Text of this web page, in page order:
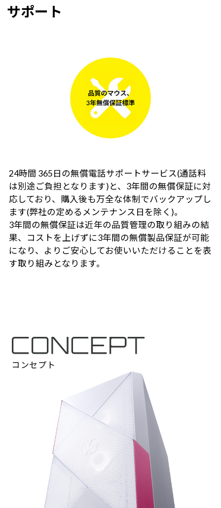
サポート
24時間 365日の無償電話サポートサービス(通話料
は別途ご負担となります)と、3年間の無償保証に対
応しており、購入後も万全な体制でバックアップし
ます(弊社の定めるメンテナンス日を除く)。
3年間の無償保証は近年の品質管理の取り組みの結
果、コストを上げずに3年間の無償製品保証が可能
になり、よりご安心してお使いいただけることを表
す取り組みとなります。
コンセプト